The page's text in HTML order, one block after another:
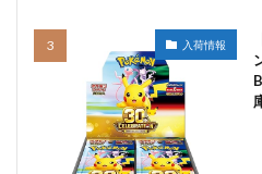
入荷情報